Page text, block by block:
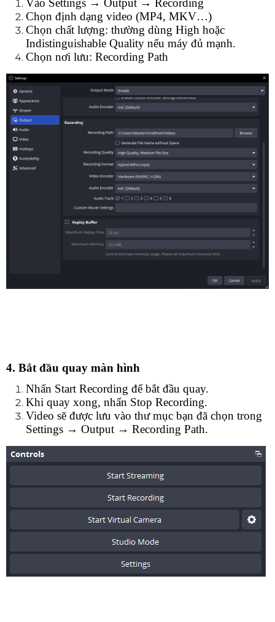
Vào Settings → Output → Recording
Chọn định dạng video (MP4, MKV…)
Chọn chất lượng: thường dùng High hoặc
Indistinguishable Quality nếu máy đủ mạnh.
Chọn nơi lưu: Recording Path
4. Bắt đầu quay màn hình
Nhấn Start Recording để bắt đầu quay.
Khi quay xong, nhấn Stop Recording.
Video sẽ được lưu vào thư mục bạn đã chọn trong
Settings → Output → Recording Path.